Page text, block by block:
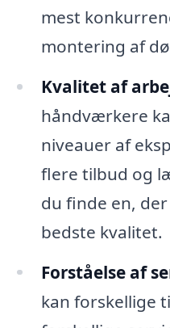
mest
montering af
Kvalitet af
håndværkere
niveauer af
flere tilbud og
du finde en,
bedste kvalitet.
Forståelse af
kan forskellige